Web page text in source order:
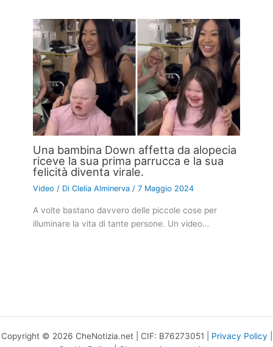
Una bambina Down affetta da alopecia
riceve la sua prima parrucca e la sua
felicità diventa virale.
Video / DiClelia Alminerva /7 Maggio 2024
A volte bastano davvero delle piccole cose per
illuminare la vita di tante persone. Un video…
Copyright © 2026 CheNotizia.net | CIF: B76273051 | Privacy Policy